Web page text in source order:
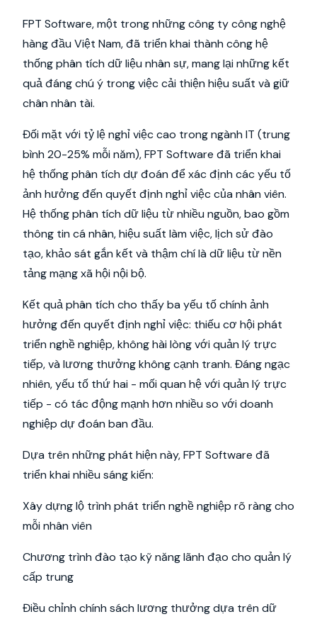
FPT Software, một trong những công ty công nghệ
hàng đầu Việt Nam, đã triển khai thành công hệ
thống phân tích dữ liệu nhân sự, mang lại những kết
quả đáng chú ý trong việc cải thiện hiệu suất và giữ
chân nhân tài.
Đối mặt với tỷ lệ nghỉ việc cao trong ngành IT (trung
bình 20-25% mỗi năm), FPT Software đã triển khai
hệ thống phân tích dự đoán để xác định các yếu tố
ảnh hưởng đến quyết định nghỉ việc của nhân viên.
Hệ thống phân tích dữ liệu từ nhiều nguồn, bao gồm
thông tin cá nhân, hiệu suất làm việc, lịch sử đào
tạo, khảo sát gắn kết và thậm chí là dữ liệu từ nền
tảng mạng xã hội nội bộ.
Kết quả phân tích cho thấy ba yếu tố chính ảnh
hưởng đến quyết định nghỉ việc: thiếu cơ hội phát
triển nghề nghiệp, không hài lòng với quản lý trực
tiếp, và lương thưởng không cạnh tranh. Đáng ngạc
nhiên, yếu tố thứ hai - mối quan hệ với quản lý trực
tiếp - có tác động mạnh hơn nhiều so với doanh
nghiệp dự đoán ban đầu.
Dựa trên những phát hiện này, FPT Software đã
triển khai nhiều sáng kiến:
Xây dựng lộ trình phát triển nghề nghiệp rõ ràng cho
mỗi nhân viên
Chương trình đào tạo kỹ năng lãnh đạo cho quản lý
cấp trung
Điều chỉnh chính sách lương thưởng dựa trên dữ